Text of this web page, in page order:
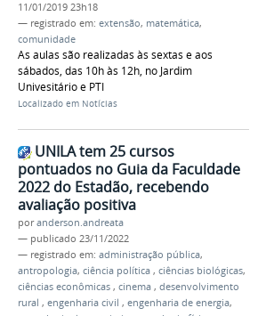
11/01/2019 23h18
— registrado em: extensão, matemática,
comunidade
As aulas são realizadas às sextas e aos
sábados, das 10h às 12h, no Jardim
Univesitário e PTI
Localizado em Notícias
UNILA tem 25 cursos
pontuados no Guia da Faculdade
2022 do Estadão, recebendo
avaliação positiva
poranderson.andreata
— publicado 23/11/2022
— registrado em: administração pública,
antropologia, ciência política , ciências biológicas,
ciências econômicas , cinema , desenvolvimento
rural , engenharia civil , engenharia de energia,